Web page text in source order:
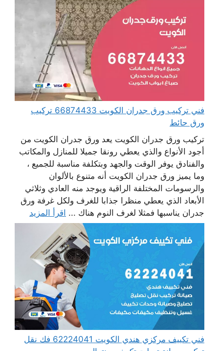
فني تركيب ورق جدران الكويت 66874433 تركيب
ورق حائط
تركيب ورق جدران الكويت يعد ورق جدران الكويت من
أجود الأنواع والذي يعطي رونقا جميلا للمنازل والمكاتب
والفنادق يوفر الوقت والجهد وبتكلفة مناسبة للجميع ،
وما يميز ورق جدران الكويت أنه متنوع بالألوان
والرسومات المختلفة الراقية ويوجد منه العادي وثلاثي
الأبعاد الذي يعطي منظرا جذابا للغرف ولكل غرفة ورق
جدران يناسبها فمثلا لغرف النوم هناك ... اقرأ المزيد
فني تكييف مركزي هندي الكويت 62224041 فك نقل